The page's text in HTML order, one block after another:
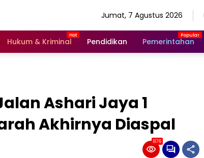
Jumat, 7 Agustus 2026
Hukum & Kriminal Pendidikan Pemerintahan
Ashari Jaya 1
Akhirnya Diaspal
876